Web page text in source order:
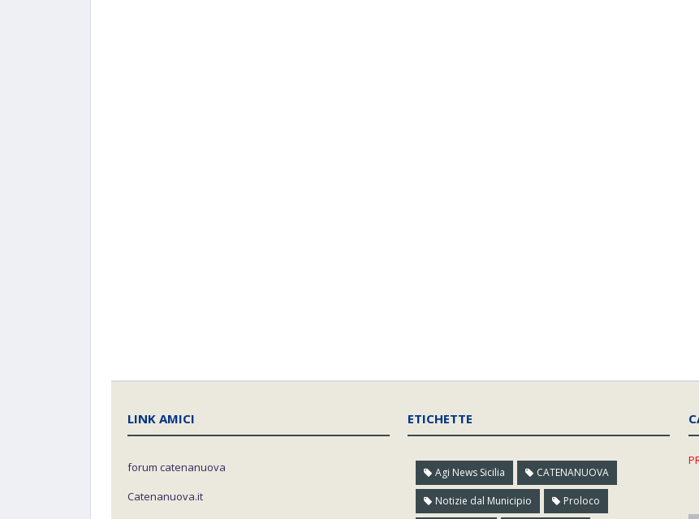
LINK AMICI
forum catenanuova
Catenanuova.it
ETICHETTE
Agi News Sicilia CATENANUOVA
Notizie dal Municipio Proloco